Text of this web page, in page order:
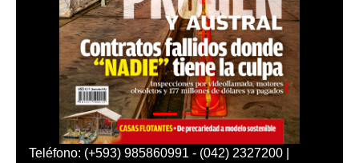
Teléfono: (+593) 985860991 - (042) 2327200 |